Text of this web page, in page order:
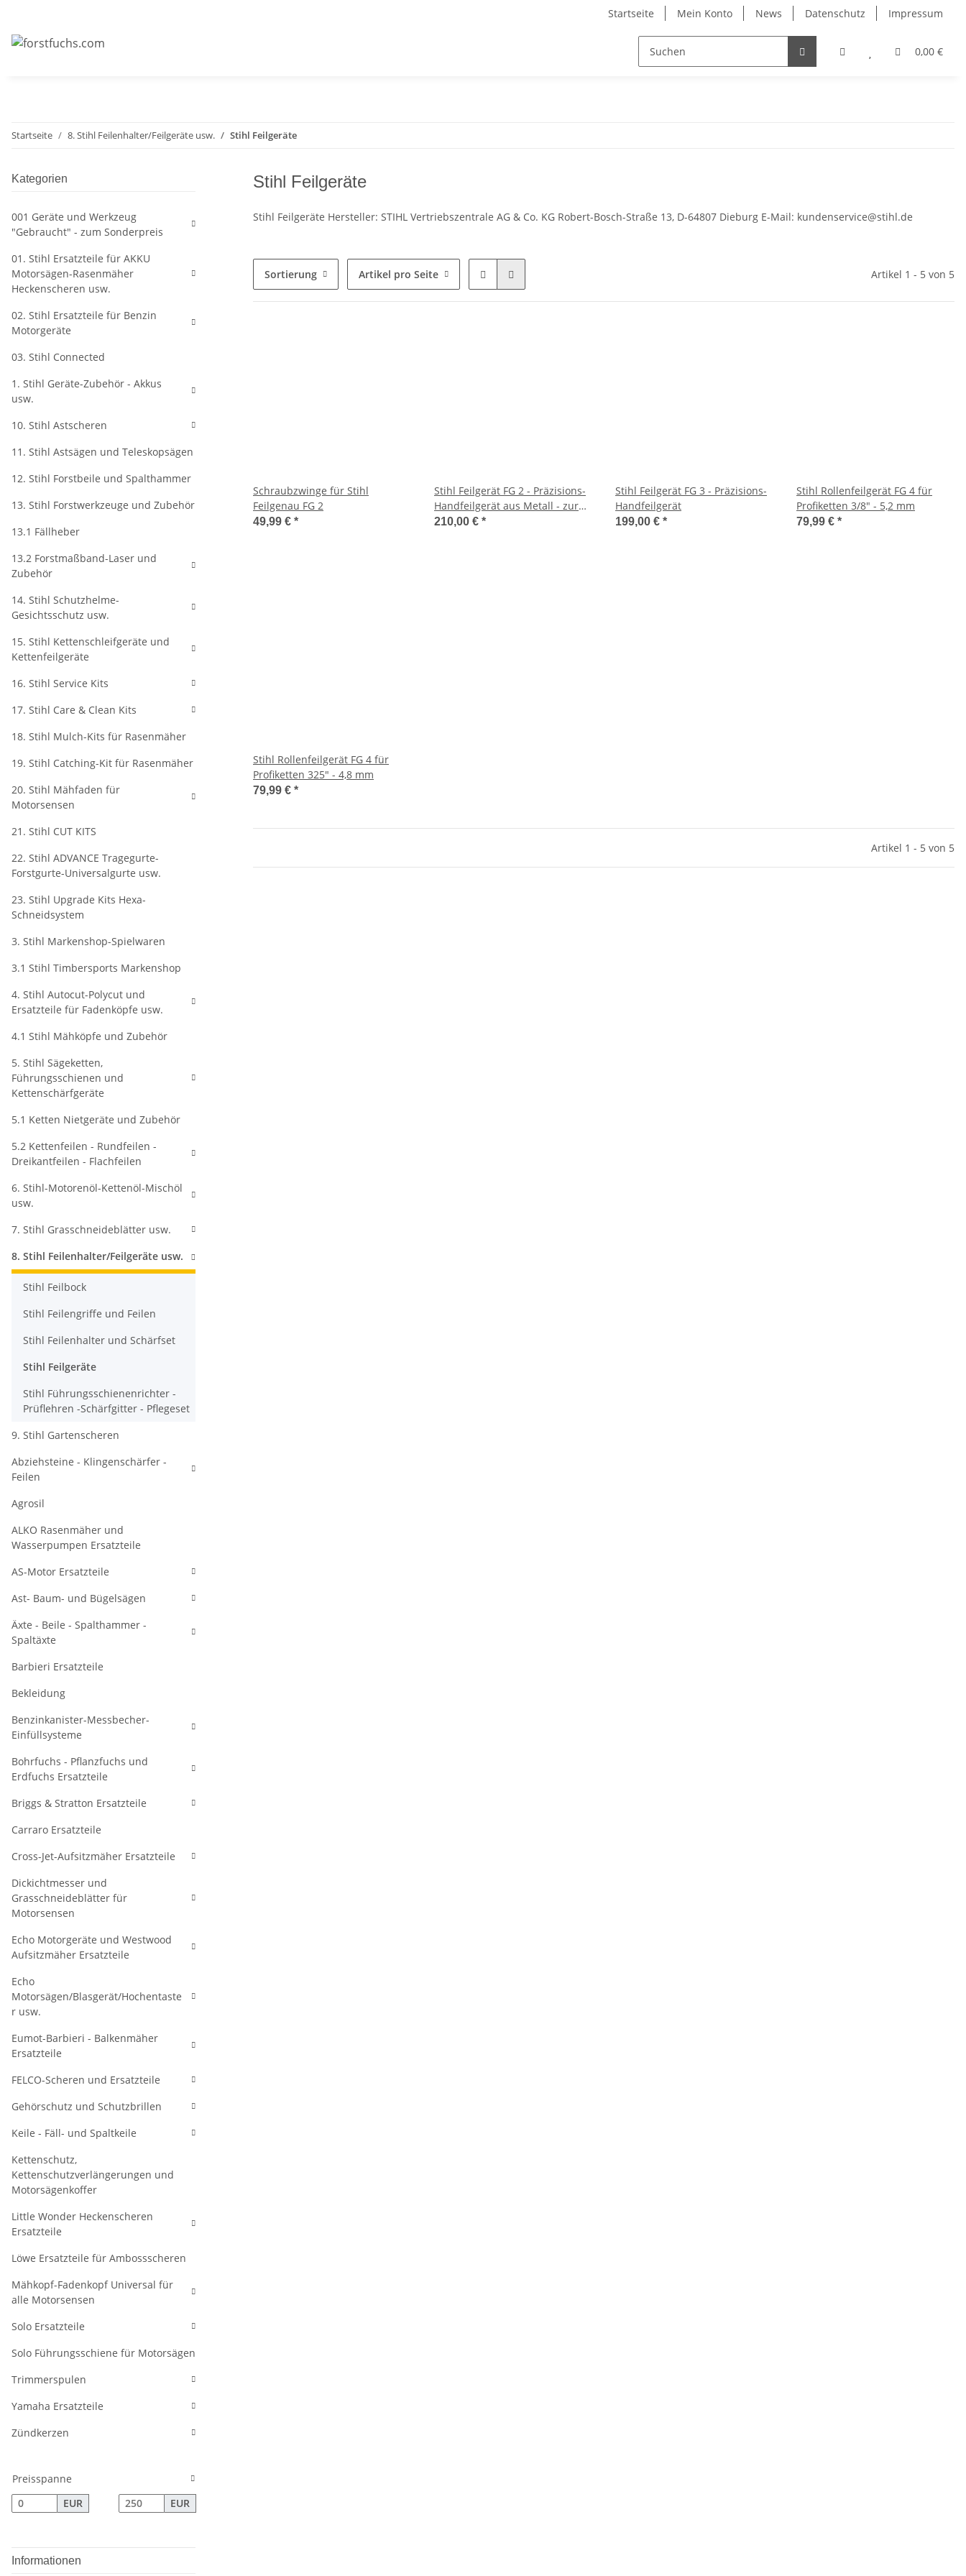
Startseite Mein Konto News Datenschutz Impressum
0,00 €
Startseite 8. Stihl Feilenhalter/Feilgeräte usw. Stihl Feilgeräte
Stihl Feilgeräte
Stihl Feilgeräte Hersteller: STIHL Vertriebszentrale AG & Co. KG Robert-Bosch-Straße 13, D-64807 Dieburg E-Mail: kundenservice@stihl.de
Sortierung Artikel pro Seite Artikel 1 - 5 von 5
Schraubzwinge für Stihl
Feilgenau FG 2
49,99 € *
Stihl Feilgerät FG 2 - Präzisions-
Handfeilgerät aus Metall - zur
Tischbefestigung
210,00 € *
Stihl Feilgerät FG 3 - Präzisions-
Handfeilgerät
199,00 € *
Stihl Rollenfeilgerät FG 4 für
Profiketten 3/8" - 5,2 mm
79,99 € *
Stihl Rollenfeilgerät FG 4 für
Profiketten 325" - 4,8 mm
79,99 € *
Artikel 1 - 5 von 5
Kategorien
001 Geräte und Werkzeug
"Gebraucht" - zum Sonderpreis
01. Stihl Ersatzteile für AKKU
Motorsägen-Rasenmäher
Heckenscheren usw.
02. Stihl Ersatzteile für Benzin
Motorgeräte
03. Stihl Connected
1. Stihl Geräte-Zubehör - Akkus
usw.
10. Stihl Astscheren
11. Stihl Astsägen und Teleskopsägen
12. Stihl Forstbeile und Spalthammer
13. Stihl Forstwerkzeuge und Zubehör
13.1 Fällheber
13.2 Forstmaßband-Laser und
Zubehör
14. Stihl Schutzhelme-
Gesichtsschutz usw.
15. Stihl Kettenschleifgeräte und
Kettenfeilgeräte
16. Stihl Service Kits
17. Stihl Care & Clean Kits
18. Stihl Mulch-Kits für Rasenmäher
19. Stihl Catching-Kit für Rasenmäher
20. Stihl Mähfaden für
Motorsensen
21. Stihl CUT KITS
22. Stihl ADVANCE Tragegurte-
Forstgurte-Universalgurte usw.
23. Stihl Upgrade Kits Hexa-
Schneidsystem
3. Stihl Markenshop-Spielwaren
3.1 Stihl Timbersports Markenshop
4. Stihl Autocut-Polycut und
Ersatzteile für Fadenköpfe usw.
4.1 Stihl Mähköpfe und Zubehör
5. Stihl Sägeketten,
Führungsschienen und
Kettenschärfgeräte
5.1 Ketten Nietgeräte und Zubehör
5.2 Kettenfeilen - Rundfeilen -
Dreikantfeilen - Flachfeilen
6. Stihl-Motorenöl-Kettenöl-Mischöl
usw.
7. Stihl Grasschneideblätter usw.
8. Stihl Feilenhalter/Feilgeräte usw.
Stihl Feilbock
Stihl Feilengriffe und Feilen
Stihl Feilenhalter und Schärfset
Stihl Feilgeräte
Stihl Führungsschienenrichter -
Prüflehren -Schärfgitter - Pflegeset
9. Stihl Gartenscheren
Abziehsteine - Klingenschärfer -
Feilen
Agrosil
ALKO Rasenmäher und
Wasserpumpen Ersatzteile
AS-Motor Ersatzteile
Ast- Baum- und Bügelsägen
Äxte - Beile - Spalthammer -
Spaltäxte
Barbieri Ersatzteile
Bekleidung
Benzinkanister-Messbecher-
Einfüllsysteme
Bohrfuchs - Pflanzfuchs und
Erdfuchs Ersatzteile
Briggs & Stratton Ersatzteile
Carraro Ersatzteile
Cross-Jet-Aufsitzmäher Ersatzteile
Dickichtmesser und
Grasschneideblätter für
Motorsensen
Echo Motorgeräte und Westwood
Aufsitzmäher Ersatzteile
Echo
Motorsägen/Blasgerät/Hochentaste
r usw.
Eumot-Barbieri - Balkenmäher
Ersatzteile
FELCO-Scheren und Ersatzteile
Gehörschutz und Schutzbrillen
Keile - Fäll- und Spaltkeile
Kettenschutz,
Kettenschutzverlängerungen und
Motorsägenkoffer
Little Wonder Heckenscheren
Ersatzteile
Löwe Ersatzteile für Ambossscheren
Mähkopf-Fadenkopf Universal für
alle Motorsensen
Solo Ersatzteile
Solo Führungsschiene für Motorsägen
Trimmerspulen
Yamaha Ersatzteile
Zündkerzen
Preisspanne
EUR
EUR
Informationen